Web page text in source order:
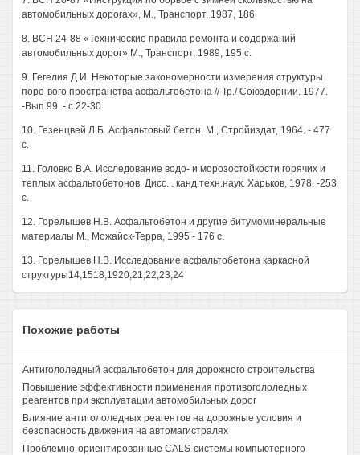
автомобильных дорогах», М., Транспорт, 1987, 186
8. ВСН 24-88 «Технические правила ремонта и содержаний
автомобильных дорог» М., Транспорт, 1989, 195 с.
9. Гегелия Д.И. Некоторые закономерности измерения структуры
поро-вого пространства асфальтобетона // Тр./ Союздорнии. 1977.
-Вып.99. - с.22-30
10. Гезенцвей Л.Б. Асфальтовый бетон. М., Стройиздат, 1964. - 477
с.
11. Головко В.А. Исследование водо- и морозостойкости горячих и
теплых асфальтобетонов. Дисс. . канд.техн.наук. Харьков, 1978. -253
с.
12. Горелышев Н.В. Асфальтобетон и другие битумоминеральные
материалы М., Можайск-Терра, 1995 - 176 с.
13. Горелышев Н.В. Исследование асфальтобетона каркасной
структуры14,1518,1920,21,22,23,24
Похожие работы
Антигололедный асфальтобетон для дорожного строительства
Повышение эффективности применения противогололедных
реагентов при эксплуатации автомобильных дорог
Влияние антигололедных реагентов на дорожные условия и
безопасность движения на автомагистралях
Проблемно-ориентированные CALS-системы компьютерного